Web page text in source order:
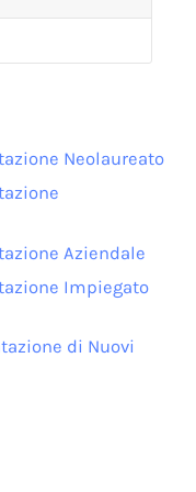
Neolaureato
Aziendale
Impiegato
di Nuovi